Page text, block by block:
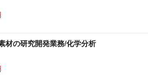
材の研究開発業務/化学分析